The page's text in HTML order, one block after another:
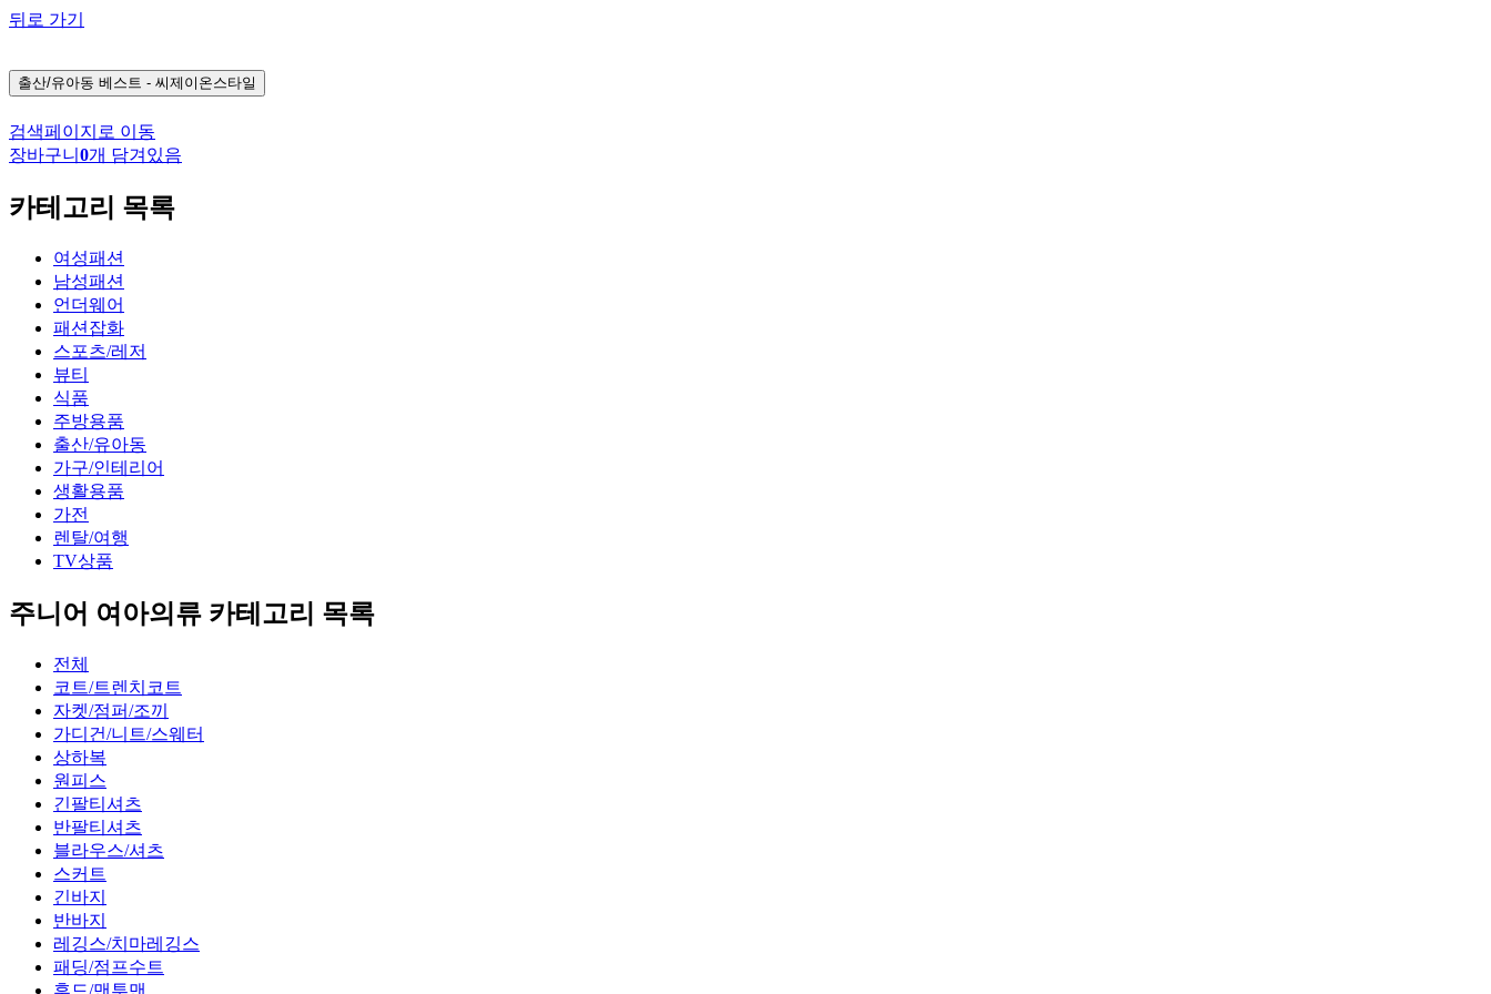
뒤로 가기
출산/유아동 베스트 - 씨제이온스타일
검색페이지로 이동
장바구니 0개 담겨있음
카테고리 목록
여성패션
남성패션
언더웨어
패션잡화
스포츠/레저
뷰티
식품
주방용품
출산/유아동
가구/인테리어
생활용품
가전
렌탈/여행
TV상품
주니어 여아의류 카테고리 목록
전체
코트/트렌치코트
자켓/점퍼/조끼
가디건/니트/스웨터
상하복
원피스
긴팔티셔츠
반팔티셔츠
블라우스/셔츠
스커트
긴바지
반바지
레깅스/치마레깅스
패딩/점프수트
후드/맨투맨